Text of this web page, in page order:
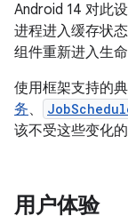
Android 14 对此
进程进入缓存状
组件重新进入生
使用框架支持的
务、
该不受这些变化的
用户体验